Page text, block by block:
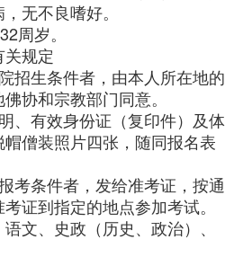
无不良嗜好。
周岁。
规定
生条件者，由本人所在地的
协和宗教部门同意。
有效身份证（复印件）及体
僧装照片四张，随同报名表
条件者，发给准考证，按通
证到指定的地点参加考试。
文、史政（历史、政治）、